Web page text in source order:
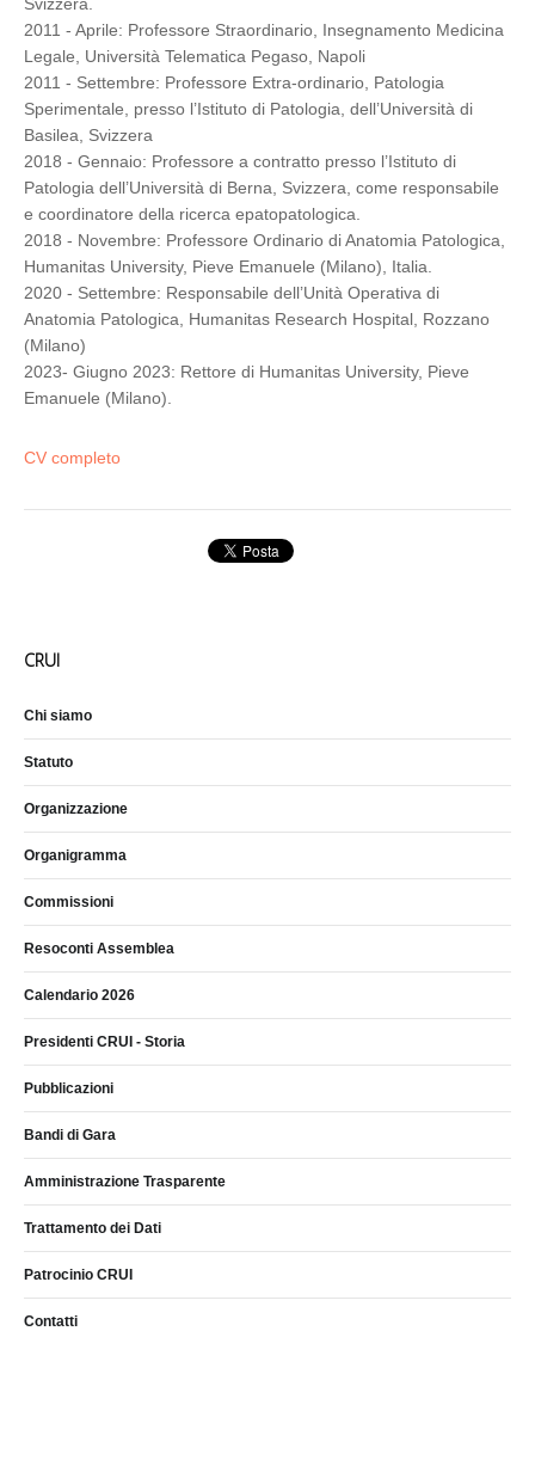
2011 - Aprile: Professore Straordinario, Insegnamento Medicina
Legale, Università Telematica Pegaso, Napoli
2011 - Settembre: Professore Extra-ordinario, Patologia
Sperimentale, presso l’Istituto di Patologia, dell’Università di
Basilea, Svizzera
2018 - Gennaio: Professore a contratto presso l’Istituto di
Patologia dell’Università di Berna, Svizzera, come responsabile
e coordinatore della ricerca epatopatologica.
2018 - Novembre: Professore Ordinario di Anatomia Patologica,
Humanitas University, Pieve Emanuele (Milano), Italia.
2020 - Settembre: Responsabile dell’Unità Operativa di
Anatomia Patologica, Humanitas Research Hospital, Rozzano
(Milano)
2023- Giugno 2023: Rettore di Humanitas University, Pieve
Emanuele (Milano).
CV completo
CRUI
Chi siamo
Statuto
Organizzazione
Organigramma
Commissioni
Resoconti Assemblea
Calendario 2026
Presidenti CRUI - Storia
Pubblicazioni
Bandi di Gara
Amministrazione Trasparente
Trattamento dei Dati
Patrocinio CRUI
Contatti